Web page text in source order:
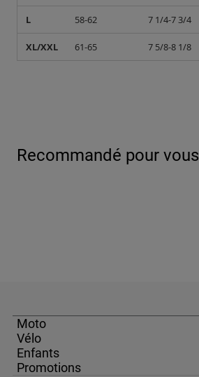
L 58-62 7 1/4-7 3/4
XL/XXL 61-65 7 5/8-8 1/8
Recommandé pour vous
Moto
Vélo
Enfants
Promotions